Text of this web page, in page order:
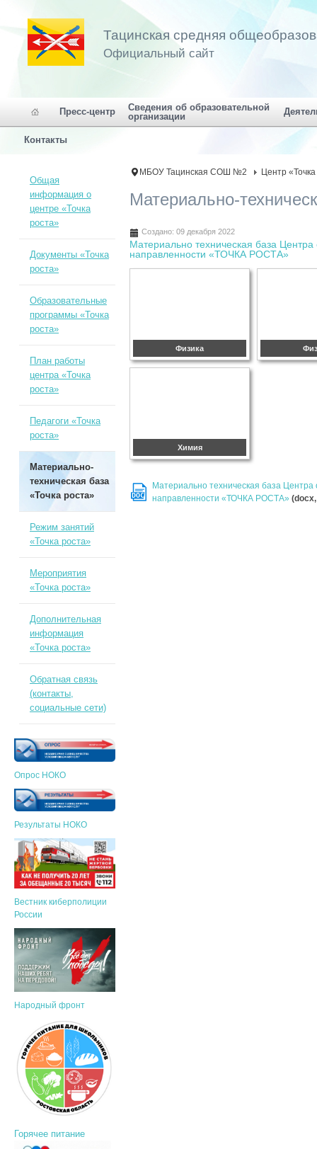
Тацинская средняя
Официальный сайт
Пресс-центр
Сведения об образовательной
организации
Контакты
МБОУ Тацинская СОШ №2 Центр
Материально-
Создано: 09 декабря 2022
Материально техническая база
направленности «ТОЧКА РОСТА»
Физика
Химия
DOC
Материально техническая база
направленности «ТОЧКА РОСТА»
Общая
информация о
центре «Точка
роста»
Документы «Точка
роста»
Образовательные
программы «Точка
роста»
План работы
центра «Точка
роста»
Педагоги «Точка
роста»
Материально-
техническая база
«Точка роста»
Режим занятий
«Точка роста»
Мероприятия
«Точка роста»
Дополнительная
информация
«Точка роста»
Обратная связь
(контакты,
социальные сети)
Опрос НОКО
Результаты НОКО
Вестник киберполиции
России
Народный фронт
Горячее питание